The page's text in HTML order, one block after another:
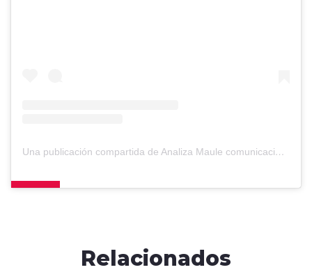
Una publicación compartida de Analiza Maule comunicaciones (@analizamaule.cl)
Relacionados